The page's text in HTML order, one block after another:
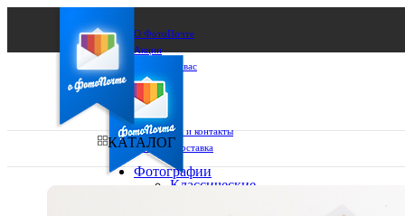
О ФотоПочте
Акции
Сделаем за вас
Бизнесу
FAQ
Франшиза
Поддержка и контакты
Оплата и доставка
КАТАЛОГ
Фотографии
Классические